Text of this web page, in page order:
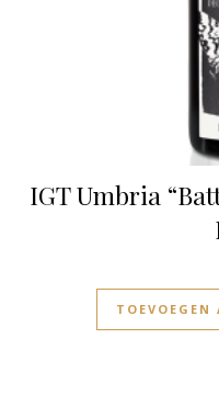
IGT Umbria
TOEVOEGEN